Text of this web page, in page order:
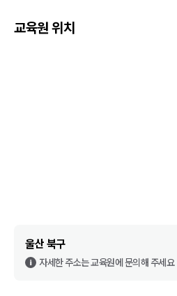
교육원 위치
울산 북구
자세한 주소는 교육원에 문의해 주세요